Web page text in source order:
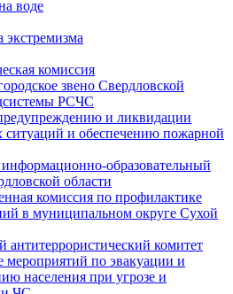
воде
комиссия
звено Свердловской
РСЧС
и ликвидации
ситуаций и обеспечению пожарной
образовательный
области
комиссия по профилактике
в муниципальном округе Сухой
комитет
мероприятий по эвакуации и
населения при угрозе и